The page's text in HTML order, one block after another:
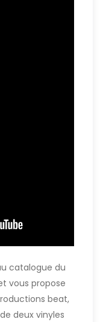
catalogue du
vous propose
beat,
deux vinyles